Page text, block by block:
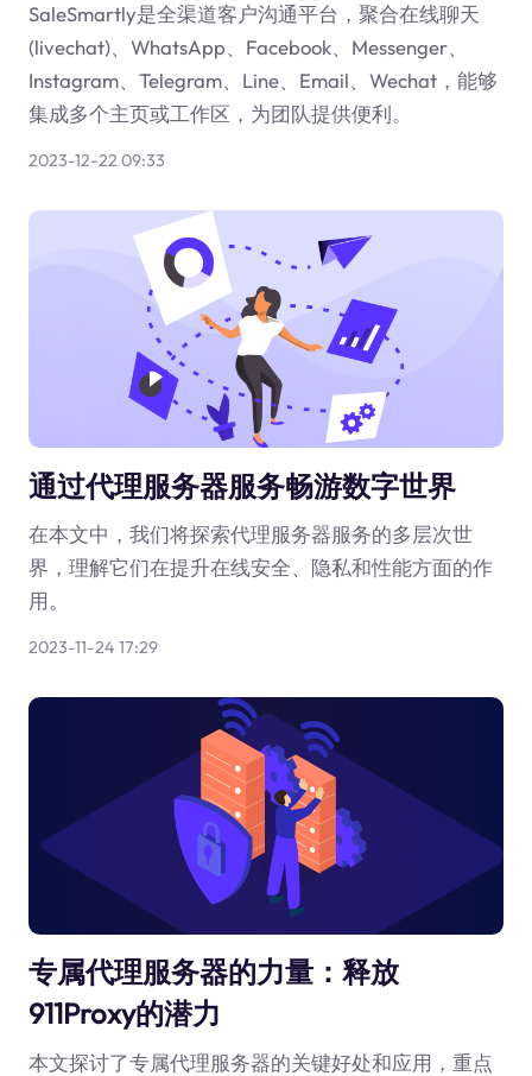
SaleSmartly是全渠道客户沟通平台，聚合在线聊天
(livechat)、WhatsApp、Facebook、Messenger、
Instagram、Telegram、Line、Email、Wechat，能够
集成多个主页或工作区，为团队提供便利。
2023-12-22 09:33
通过代理服务器服务畅游数字世界
在本文中，我们将探索代理服务器服务的多层次世
界，理解它们在提升在线安全、隐私和性能方面的作
用。
2023-11-24 17:29
专属代理服务器的力量：释放
911Proxy的潜力
本文探讨了专属代理服务器的关键好处和应用，重点